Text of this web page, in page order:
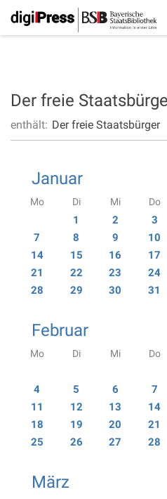
Der freie
enthält: Der freie Staatsbürger
Januar
Mo Di Mi Do
1 2 3
7
8 9 10
14
15 16 17
21
22 23 24
28
29 30 31
Februar
Mo Di Mi Do
4
5 6 7
11
12 13 14
18
19 20 21
25
26 27 28
März